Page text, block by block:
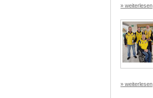
» weiterlesen
» weiterlesen